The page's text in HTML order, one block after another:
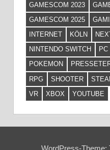
GAMESCOM 2023
GAMESCOM 2025
INTERNET
KÖLN
NINTENDO SWITCH
PC
POKEMON
RPG
SHOOTER
VR
XBOX YOUTUBE